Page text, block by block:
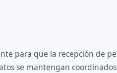
para que la recepción de
se mantengan